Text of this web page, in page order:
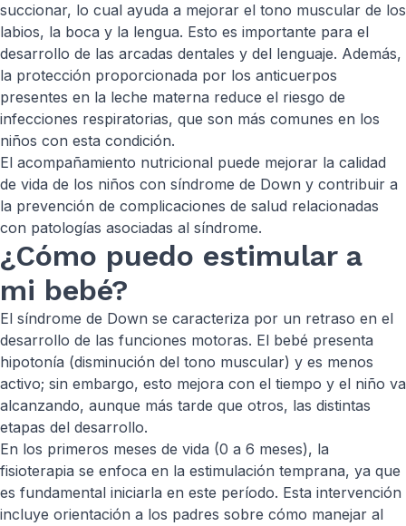
succionar, lo cual ayuda a mejorar el tono muscular de los
labios, la boca y la lengua. Esto es importante para el
desarrollo de las arcadas dentales y del lenguaje. Además,
la protección proporcionada por los anticuerpos
presentes en la leche materna reduce el riesgo de
infecciones respiratorias, que son más comunes en los
niños con esta condición.
El acompañamiento nutricional puede mejorar la calidad
de vida de los niños con síndrome de Down y contribuir a
la prevención de complicaciones de salud relacionadas
con patologías asociadas al síndrome.
¿Cómo puedo estimular a
mi bebé?
El síndrome de Down se caracteriza por un retraso en el
desarrollo de las funciones motoras. El bebé presenta
hipotonía (disminución del tono muscular) y es menos
activo; sin embargo, esto mejora con el tiempo y el niño va
alcanzando, aunque más tarde que otros, las distintas
etapas del desarrollo.
En los primeros meses de vida (0 a 6 meses), la
fisioterapia se enfoca en la estimulación temprana, ya que
es fundamental iniciarla en este período. Esta intervención
incluye orientación a los padres sobre cómo manejar al